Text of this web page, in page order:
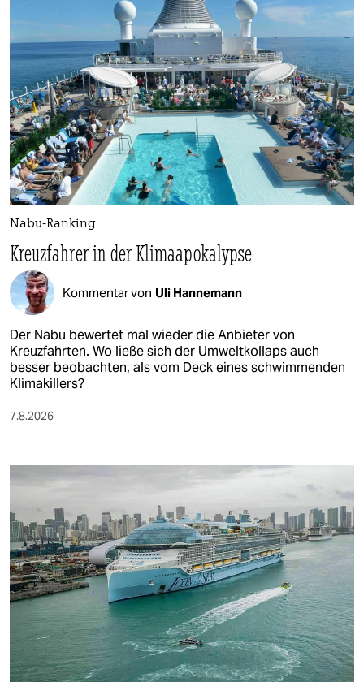
Nabu-Ranking
Kreuzfahrer in der Klimaapokalypse
Kommentar von Uli Hannemann
Der Nabu bewertet mal wieder die Anbieter von
Kreuzfahrten. Wo ließe sich der Umweltkollaps auch
besser beobachten, als vom Deck eines schwimmenden
Klimakillers?
7.8.2026